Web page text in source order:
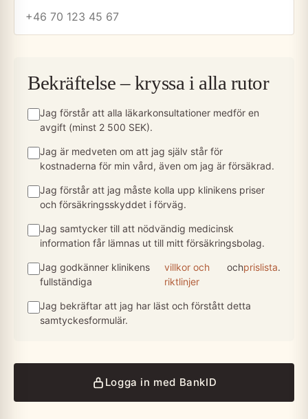
Bekräftelse – kryssa i alla rutor
Jag förstår att alla läkarkonsultationer medför en
avgift (minst 2 500 SEK).
Jag är medveten om att jag själv står för
kostnaderna för min vård, även om jag är försäkrad.
Jag förstår att jag måste kolla upp klinikens priser
och försäkringsskyddet i förväg.
Jag samtycker till att nödvändig medicinsk
information får lämnas ut till mitt försäkringsbolag.
Jag godkänner klinikens
fullständiga
villkor och
riktlinjer
ochprislista.
Jag bekräftar att jag har läst och förstått detta
samtyckesformulär.
Logga in med BankID